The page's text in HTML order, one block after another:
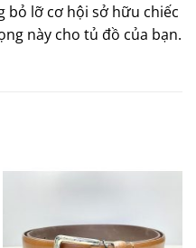
bỏ lỡ cơ hội sở hữu chiếc
này cho tủ đồ của bạn.